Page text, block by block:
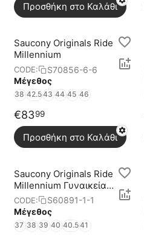
Προσθήκη στο Καλάθι
Saucony Originals Ride
Millennium
CODE:
S70856-6-6
Μέγεθος
38 42.543 44 45 46
€8399
Προσθήκη στο Καλάθι
Saucony Originals Ride
Millennium Γυναικεία
Παπούτσια
CODE:
S60891-1-1
Μέγεθος
37 38 39 40 40.541